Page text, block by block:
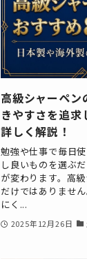
高級シャーペン
きやすさを追求
詳しく解説！
勉強や仕事で毎日
し良いものを選ぶ
が変わります。高
だけではありませ
にく...
2025年12月26日